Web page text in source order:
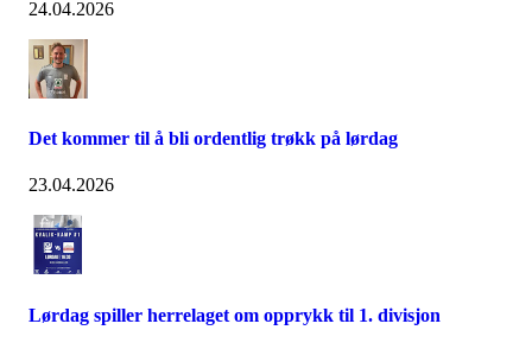
24.04.2026
Det kommer til å bli ordentlig trøkk på lørdag
23.04.2026
Lørdag spiller herrelaget om opprykk til 1. divisjon